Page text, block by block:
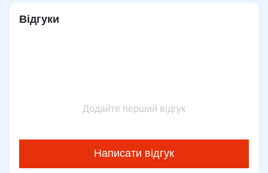
Відгуки
Додайте перший відгук
Написати відгук